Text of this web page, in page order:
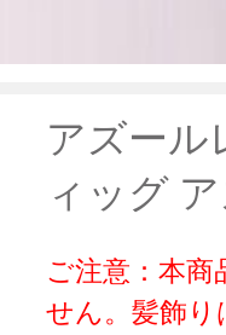
アズール
ィッグ
ご注意：本
せん。髪飾